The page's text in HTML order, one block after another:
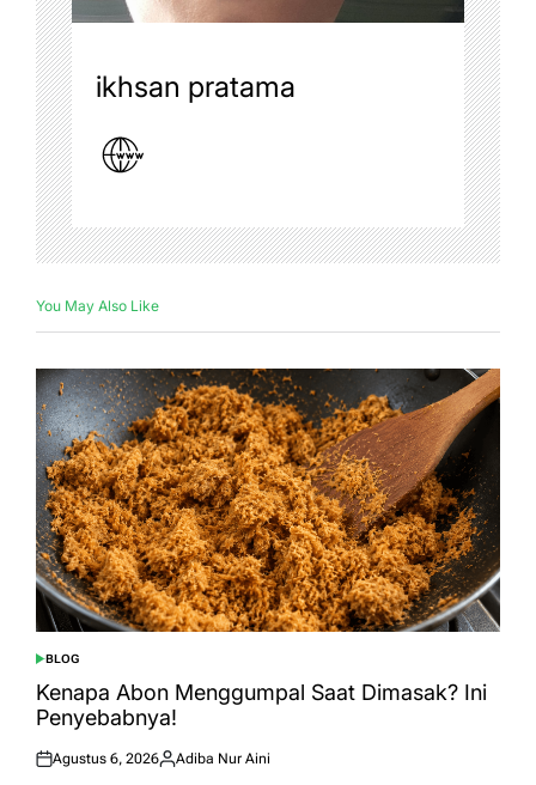
ikhsan pratama
You May Also Like
POSTED
IN
BLOG
Kenapa Abon Menggumpal Saat Dimasak? Ini
Penyebabnya!
Posted
Agustus 6, 2026
Posted
Adiba Nur Aini